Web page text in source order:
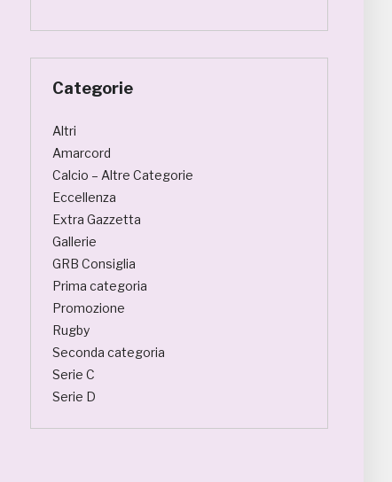
Categorie
Altri
Amarcord
Calcio – Altre Categorie
Eccellenza
Extra Gazzetta
Gallerie
GRB Consiglia
Prima categoria
Promozione
Rugby
Seconda categoria
Serie C
Serie D